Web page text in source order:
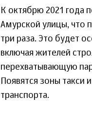
К октябрю 2021 года
Амурской улицы, что
три раза. Это будет
включая жителей
перехватывающую
Появятся зоны
транспорта.